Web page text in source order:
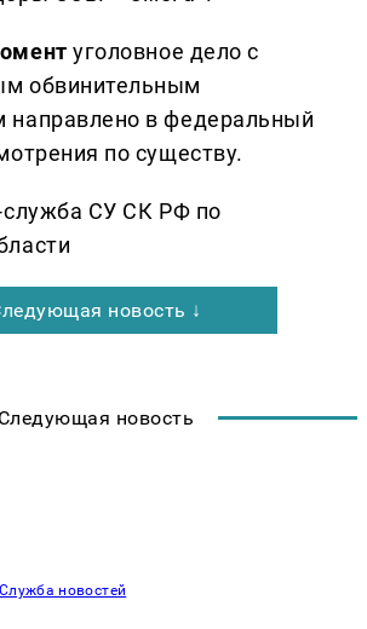
уголовное дело с
обвинительным
направлено в федеральный
по существу.
служба СУ СК РФ по
новость ↓
Следующая новость
Служба новостей